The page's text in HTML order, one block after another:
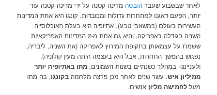
לאחר שבשבוע שעברהובסה מדינה קטנה על ידי מדינה קטנה עוד
יותר, הפעם דאגנו למתחרות גדולות ומכובדות. קונגו היא אחת המדינות
העשירות בעולם (במשאבי טבע). אתיופיה היא בעלת האוכלוסייה
השניה בגודלה באפריקה, והיא גם אחת מ-2 המדינות האפריקאיות
ששמרו על עצמאותן בתקופת המירוץ לאפריקה (את השניה, ליבריה,
נפגוש בהמשך התחרות, אבל היא בעצמה היתה מעין קולוניה).
ולענייננו- במהלך כשנתיים בשנות השמונים,מתו באתיופיה יותר
ממיליון איש. עשר שנים לאחר מכן פרצה מלחמהבקונגו, בה מתו
מעללחמישה מליון אנשים.